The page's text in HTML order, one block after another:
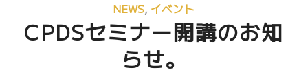
NEWS, イベント
CPDSセミナー開講のお知
らせ。